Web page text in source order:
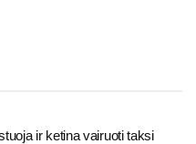
ir ketina vairuoti taksi